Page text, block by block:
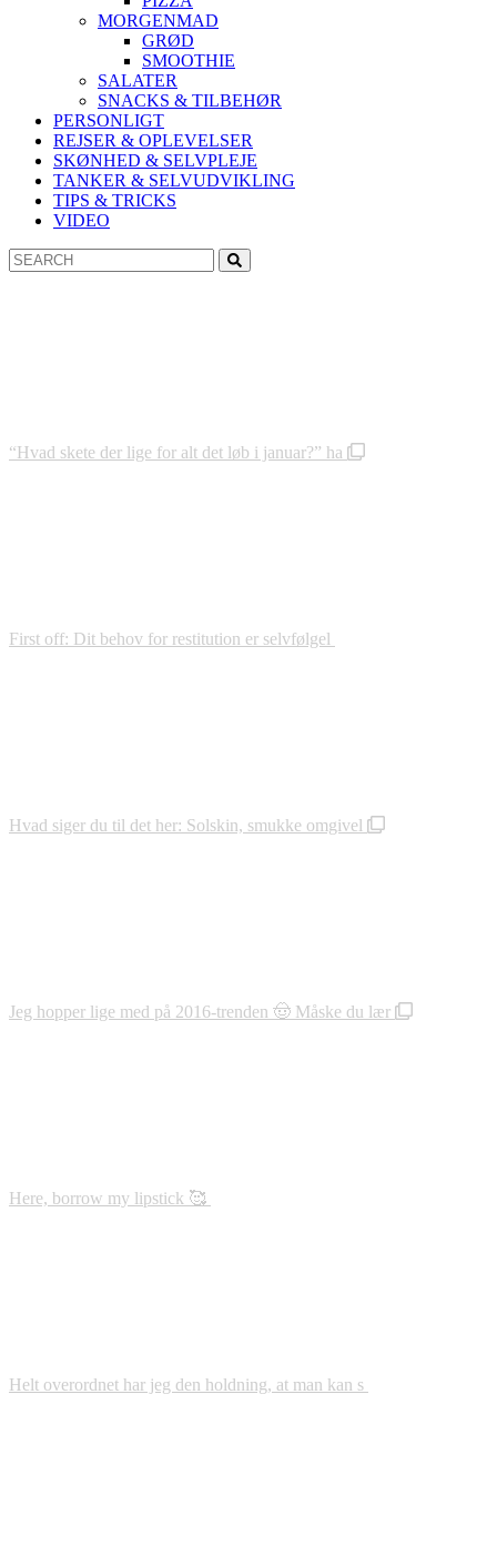
MORGENMAD
GRØD
SMOOTHIE
SALATER
SNACKS & TILBEHØR
PERSONLIGT
REJSER & OPLEVELSER
SKØNHED & SELVPLEJE
TANKER & SELVUDVIKLING
TIPS & TRICKS
VIDEO
Search
for:
“Hvad skete der lige for alt det løb i januar?” ha
First off: Dit behov for restitution er selvfølgel
Hvad siger du til det her: Solskin, smukke omgivel
Jeg hopper lige med på 2016-trenden 🤠 Måske du lær
Here, borrow my lipstick 🥰
Helt overordnet har jeg den holdning, at man kan s